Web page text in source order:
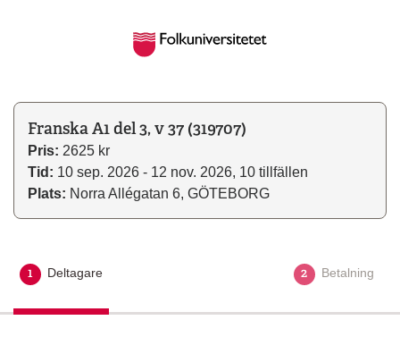
Franska A1 del 3, v 37 (319707)
Pris: 2625 kr
Tid: 10 sep. 2026 - 12 nov. 2026, 10 tillfällen
Plats: Norra Allégatan 6, GÖTEBORG
1 Aktuellt steg
Deltagare 2 Betalning